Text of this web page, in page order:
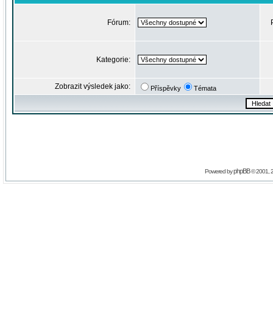
Fórum:
Kategorie:
Zobrazit výsledek jako: Příspěvky Témata
Powered byphpBB© 2001,